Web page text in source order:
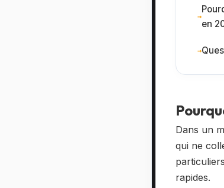
en
Dans un
qui ne
rapides.